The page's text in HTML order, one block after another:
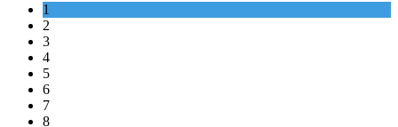
1
2
3
4
5
6
7
8